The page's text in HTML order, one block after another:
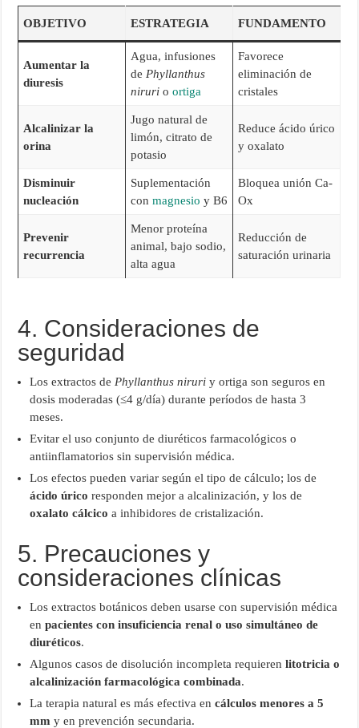
OBJETIVO ESTRATEGIA FUNDAMENTO
Aumentar la
diuresis
Agua, infusiones
dePhyllanthus
niruri oortiga
Favorece
eliminación de
cristales
Alcalinizar la
orina
Jugo natural de
limón, citrato de
potasio
Reduce ácido úrico
y oxalato
Disminuir
nucleación
Suplementación
conmagnesio y B6
Bloquea unión Ca-
Ox
Prevenir
recurrencia
Menor proteína
animal, bajo sodio,
alta agua
Reducción de
saturación urinaria
4. Consideraciones de
seguridad
Los extractos de Phyllanthus niruri y ortiga son seguros en
dosis moderadas (≤4 g/día) durante períodos de hasta 3
meses.
Evitar el uso conjunto de diuréticos farmacológicos o
antiinflamatorios sin supervisión médica.
Los efectos pueden variar según el tipo de cálculo; los de
ácido úrico responden mejor a alcalinización, y los de
oxalato cálcico a inhibidores de cristalización.
5. Precauciones y
consideraciones clínicas
Los extractos botánicos deben usarse con supervisión médica
enpacientes con insuficiencia renal o uso simultáneo de
diuréticos.
Algunos casos de disolución incompleta requierenlitotricia o
alcalinización farmacológica combinada.
La terapia natural es más efectiva encálculos menores a 5
mm y en prevención secundaria.